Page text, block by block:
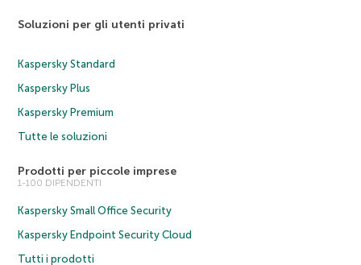
Soluzioni per gli utenti privati
Kaspersky Standard
Kaspersky Plus
Kaspersky Premium
Tutte le soluzioni
Prodotti per piccole imprese
1-100 DIPENDENTI
Kaspersky Small Office Security
Kaspersky Endpoint Security Cloud
Tutti i prodotti